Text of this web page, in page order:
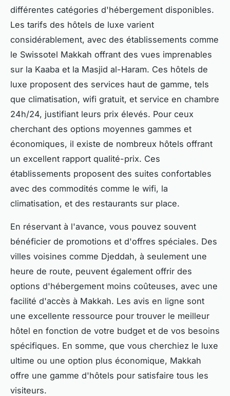
différentes catégories d'hébergement disponibles.
Les tarifs des hôtels de luxe varient
considérablement, avec des établissements comme
le Swissotel Makkah offrant des vues imprenables
sur la Kaaba et la Masjid al-Haram. Ces hôtels de
luxe proposent des services haut de gamme, tels
que climatisation, wifi gratuit, et service en chambre
24h/24, justifiant leurs prix élevés. Pour ceux
cherchant des options moyennes gammes et
économiques, il existe de nombreux hôtels offrant
un excellent rapport qualité-prix. Ces
établissements proposent des suites confortables
avec des commodités comme le wifi, la
climatisation, et des restaurants sur place.
En réservant à l'avance, vous pouvez souvent
bénéficier de promotions et d'offres spéciales. Des
villes voisines comme Djeddah, à seulement une
heure de route, peuvent également offrir des
options d'hébergement moins coûteuses, avec une
facilité d'accès à Makkah. Les avis en ligne sont
une excellente ressource pour trouver le meilleur
hôtel en fonction de votre budget et de vos besoins
spécifiques. En somme, que vous cherchiez le luxe
ultime ou une option plus économique, Makkah
offre une gamme d'hôtels pour satisfaire tous les
visiteurs.